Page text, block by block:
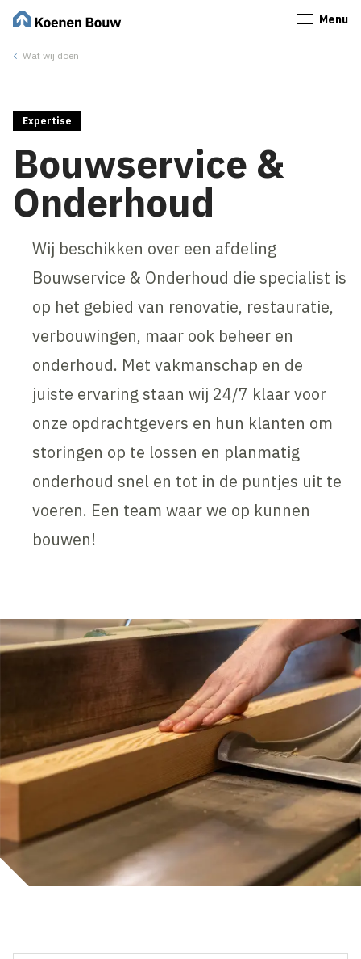
Menu
Wat wij doen
Expertise
Bouwservice &
Onderhoud
Wij beschikken over een afdeling
Bouwservice & Onderhoud die specialist is
op het gebied van renovatie, restauratie,
verbouwingen, maar ook beheer en
onderhoud. Met vakmanschap en de
juiste ervaring staan wij 24/7 klaar voor
onze opdrachtgevers en hun klanten om
storingen op te lossen en planmatig
onderhoud snel en tot in de puntjes uit te
voeren. Een team waar we op kunnen
bouwen!
Sluiten